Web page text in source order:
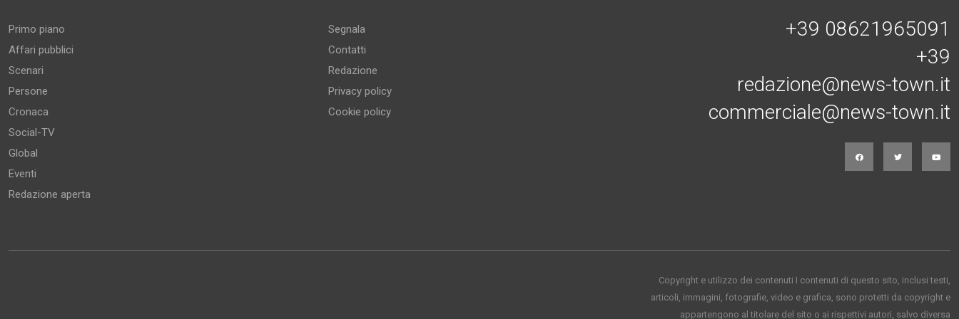
Primo piano
Affari pubblici
Scenari
Persone
Cronaca
Social-TV
Global
Eventi
Redazione aperta
Segnala
Contatti
Redazione
Privacy policy
Cookie policy
+39 08621965091
+39
redazione@news-town.it
commerciale@news-town.it
Copyright e utilizzo dei contenuti I contenuti di questo sito, inclusi testi,
articoli, immagini, fotografie, video e grafica, sono protetti da copyright e
appartengono al titolare del sito o ai rispettivi autori, salvo diversa